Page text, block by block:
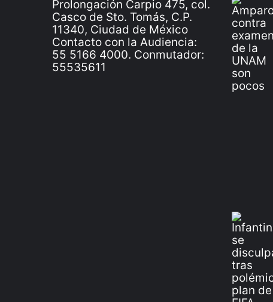
Prolongación Carpio 475, col.
Casco de Sto. Tomás, C.P.
11340, Ciudad de México
Contacto con la Audiencia:
55 5166 4000. Conmutador:
55535611